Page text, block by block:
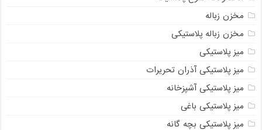
مخزن زباله
مخزن زباله پلاستیکی
میز پلاستیکی
میز پلاستیکی آذران تحریرات
میز پلاستیکی آشپزخانه
میز پلاستیکی باغی
میز پلاستیکی بچه گانه